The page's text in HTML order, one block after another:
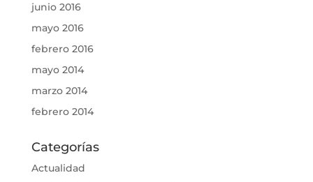
junio 2016
mayo 2016
febrero 2016
mayo 2014
marzo 2014
febrero 2014
Categorías
Actualidad